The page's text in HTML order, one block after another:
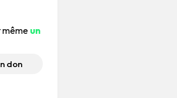
mêmeun
don